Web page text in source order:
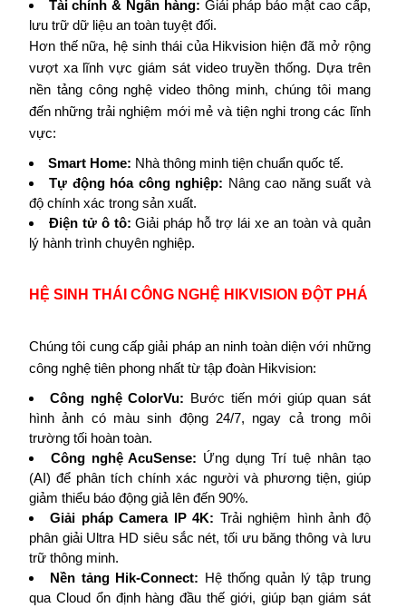
Tài chính & Ngân hàng: Giải pháp bảo mật cao cấp,
lưu trữ dữ liệu an toàn tuyệt đối.
Hơn thế nữa, hệ sinh thái của Hikvision hiện đã mở rộng
vượt xa lĩnh vực giám sát video truyền thống. Dựa trên
nền tảng công nghệ video thông minh, chúng tôi mang
đến những trải nghiệm mới mẻ và tiện nghi trong các lĩnh
vực:
Smart Home: Nhà thông minh tiện chuẩn quốc tế.
Tự động hóa công nghiệp: Nâng cao năng suất và
độ chính xác trong sản xuất.
Điện tử ô tô: Giải pháp hỗ trợ lái xe an toàn và quản
lý hành trình chuyên nghiệp.
HỆ SINH THÁI CÔNG NGHỆ HIKVISION ĐỘT PHÁ
Chúng tôi cung cấp giải pháp an ninh toàn diện với những
công nghệ tiên phong nhất từ tập đoàn Hikvision:
Công nghệ ColorVu: Bước tiến mới giúp quan sát
hình ảnh có màu sinh động 24/7, ngay cả trong môi
trường tối hoàn toàn.
Công nghệ AcuSense: Ứng dụng Trí tuệ nhân tạo
(AI) để phân tích chính xác người và phương tiện, giúp
giảm thiểu báo động giả lên đến 90%.
Giải pháp Camera IP 4K: Trải nghiệm hình ảnh độ
phân giải Ultra HD siêu sắc nét, tối ưu băng thông và lưu
trữ thông minh.
Nền tảng Hik-Connect: Hệ thống quản lý tập trung
qua Cloud ổn định hàng đầu thế giới, giúp bạn giám sát